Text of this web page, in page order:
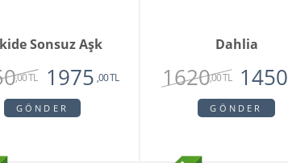
Sonsuz Aşk
,00 TL 1975 ,00 TL
GÖNDER
Dahlia
1620,00 TL 1450
GÖNDER